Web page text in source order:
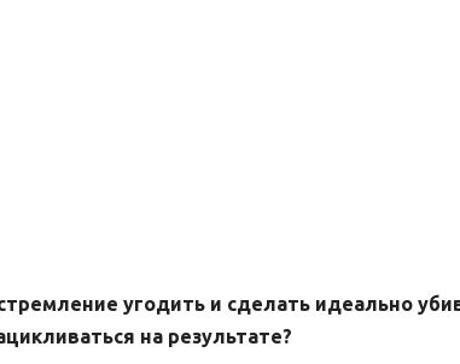
угодить и сделать идеально
на результате?